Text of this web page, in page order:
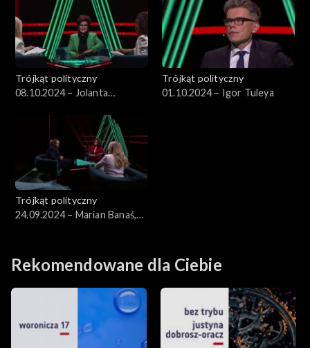
Trójkąt polityczny
08.10.2024 – Jolanta
Trójkąt polityczny
01.10.2024 – Igor Tuleya
Trójkąt polityczny
24.09.2024 – Marian Banaś,
Rekomendowane dla Ciebie